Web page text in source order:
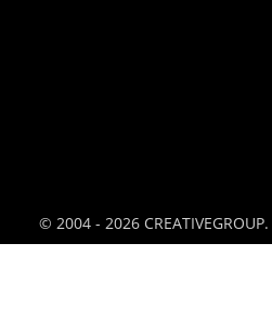
© 2004 - 2026 CREATIVEGROUP.